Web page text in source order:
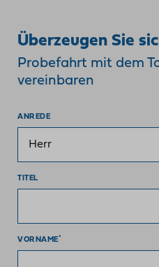
Überzeugen Sie
Probefahrt mit dem
vereinbaren
ANREDE
TITEL
VORNAME*